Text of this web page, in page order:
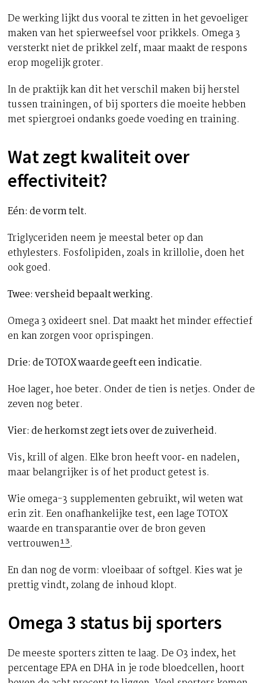
De werking lijkt dus vooral te zitten in het gevoeliger
maken van het spierweefsel voor prikkels. Omega 3
versterkt niet de prikkel zelf, maar maakt de respons
erop mogelijk groter.
In de praktijk kan dit het verschil maken bij herstel
tussen trainingen, of bij sporters die moeite hebben
met spiergroei ondanks goede voeding en training.
Wat zegt kwaliteit over
effectiviteit?
Eén: de vorm telt.
Triglyceriden neem je meestal beter op dan
ethylesters. Fosfolipiden, zoals in krillolie, doen het
ook goed.
Twee: versheid bepaalt werking.
Omega 3 oxideert snel. Dat maakt het minder effectief
en kan zorgen voor oprispingen.
Drie: de TOTOX waarde geeft een indicatie.
Hoe lager, hoe beter. Onder de tien is netjes. Onder de
zeven nog beter.
Vier: de herkomst zegt iets over de zuiverheid.
Vis, krill of algen. Elke bron heeft voor‑ en nadelen,
maar belangrijker is of het product getest is.
Wie omega-3 supplementen gebruikt, wil weten wat
erin zit. Een onafhankelijke test, een lage TOTOX
waarde en transparantie over de bron geven
vertrouwen¹³.
En dan nog de vorm: vloeibaar of softgel. Kies wat je
prettig vindt, zolang de inhoud klopt.
Omega 3 status bij sporters
De meeste sporters zitten te laag. De O3 index, het
percentage EPA en DHA in je rode bloedcellen, hoort